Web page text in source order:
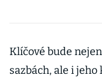
Klíčové bude
sazbách, ale i